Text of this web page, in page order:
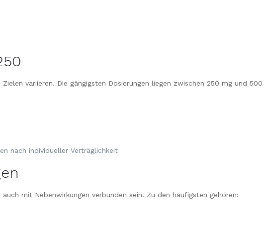
variieren. Die gängigsten Dosierungen liegen zwischen 250 mg und
nach individueller Verträglichkeit
mit Nebenwirkungen verbunden sein. Zu den häufigsten gehören: